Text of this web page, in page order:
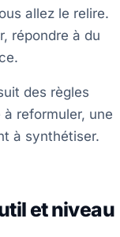
allez le relire.
répondre à du
des règles
reformuler, une
à synthétiser.
et niveau